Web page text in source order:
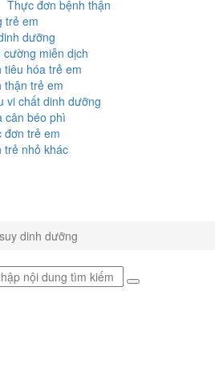
Thực đơn bệnh thận
trẻ em
dưỡng
cường miễn dịch
tiêu hóa trẻ em
thận trẻ em
vi chất dinh dưỡng
cân béo phì
đơn trẻ em
trẻ nhỏ khác
dinh dưỡng